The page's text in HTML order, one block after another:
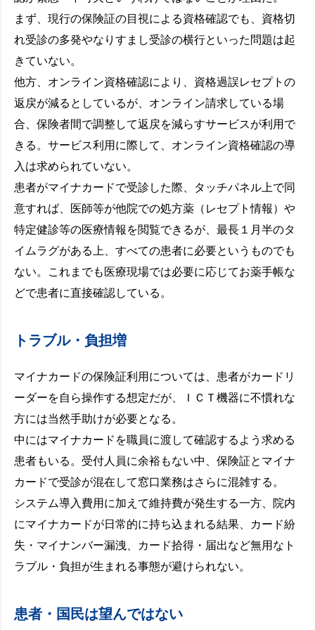
まず、現行の保険証の目視による資格確認でも、資格切
れ受診の多発やなりすまし受診の横行といった問題は起
きていない。
他方、オンライン資格確認により、資格過誤レセプトの
返戻が減るとしているが、オンライン請求している場
合、保険者間で調整して返戻を減らすサービスが利用で
きる。サービス利用に際して、オンライン資格確認の導
入は求められていない。
患者がマイナカードで受診した際、タッチパネル上で同
意すれば、医師等が他院での処方薬（レセプト情報）や
特定健診等の医療情報を閲覧できるが、最長１月半のタ
イムラグがある上、すべての患者に必要というものでも
ない。これまでも医療現場では必要に応じてお薬手帳な
どで患者に直接確認している。
トラブル・負担増
マイナカードの保険証利用については、患者がカードリ
ーダーを自ら操作する想定だが、ＩＣＴ機器に不慣れな
方には当然手助けが必要となる。
中にはマイナカードを職員に渡して確認するよう求める
患者もいる。受付人員に余裕もない中、保険証とマイナ
カードで受診が混在して窓口業務はさらに混雑する。
システム導入費用に加えて維持費が発生する一方、院内
にマイナカードが日常的に持ち込まれる結果、カード紛
失・マイナンバー漏洩、カード拾得・届出など無用なト
ラブル・負担が生まれる事態が避けられない。
患者・国民は望んではない